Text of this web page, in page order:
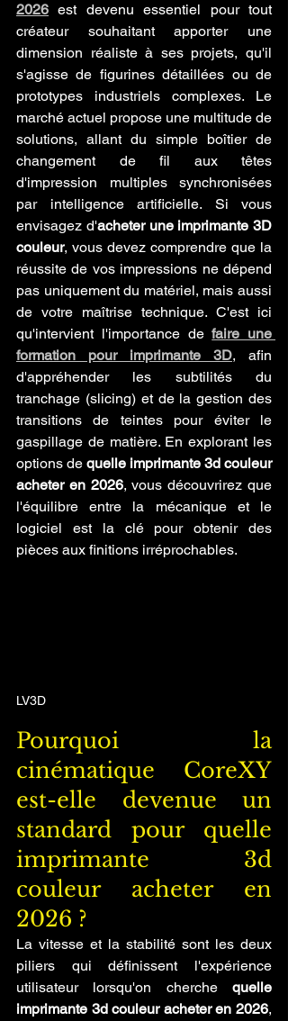
2026 est devenu essentiel pour tout
créateur souhaitant apporter une
dimension réaliste à ses projets, qu'il
s'agisse de figurines détaillées ou de
prototypes industriels complexes. Le
marché actuel propose une multitude de
solutions, allant du simple boîtier de
changement de fil aux têtes
d'impression multiples synchronisées
par intelligence artificielle. Si vous
envisagez d'acheter une imprimante 3D
couleur, vous devez comprendre que la
réussite de vos impressions ne dépend
pas uniquement du matériel, mais aussi
de votre maîtrise technique. C'est ici
qu'intervient l'importance de faire une
formation pour imprimante 3D, afin
d'appréhender les subtilités du
tranchage (slicing) et de la gestion des
transitions de teintes pour éviter le
gaspillage de matière. En explorant les
options de quelle imprimante 3d couleur
acheter en 2026, vous découvrirez que
l'équilibre entre la mécanique et le
logiciel est la clé pour obtenir des
pièces aux finitions irréprochables.
LV3D
Pourquoi la
cinématique CoreXY
est-elle devenue un
standard pour quelle
imprimante 3d
couleur acheter en
2026 ?
La vitesse et la stabilité sont les deux
piliers qui définissent l'expérience
utilisateur lorsqu'on cherche quelle
imprimante 3d couleur acheter en 2026,